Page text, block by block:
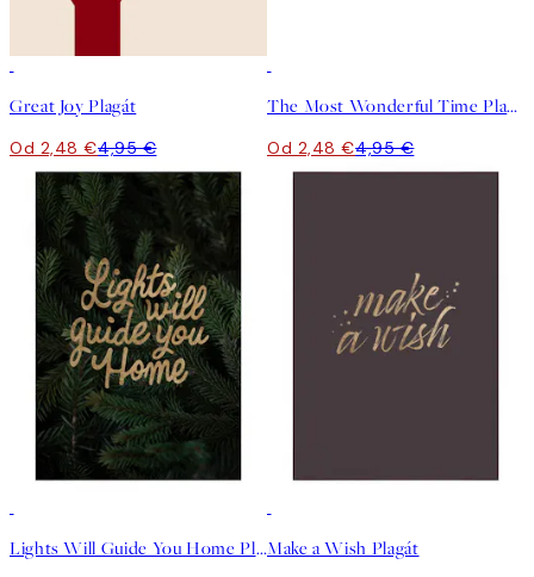
Great Joy Plagát
Od 2,48 €4,95 €
The Most Wonderful Time Plagát
Od 2,48 €4,95 €
Lights Will Guide You Home PlagátMake a Wish Plagát